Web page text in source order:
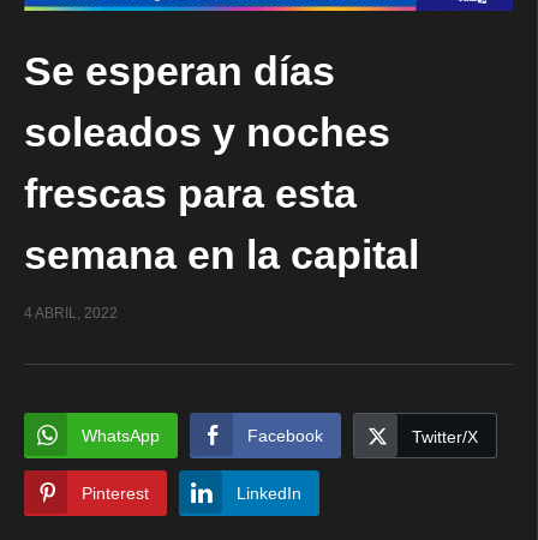
Se esperan días
soleados y noches
frescas para esta
semana en la capital
4 ABRIL, 2022
WhatsApp Facebook Twitter/X
Pinterest LinkedIn